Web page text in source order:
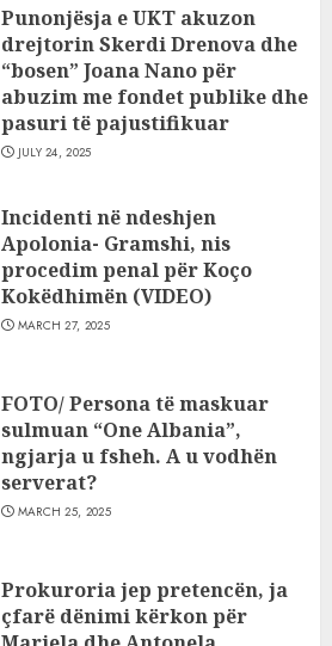
Punonjësja e UKT akuzon
drejtorin Skerdi Drenova dhe
“bosen” Joana Nano për
abuzim me fondet publike dhe
pasuri të pajustifikuar
JULY 24, 2025
Incidenti në ndeshjen
Apolonia- Gramshi, nis
procedim penal për Koço
Kokëdhimën (VIDEO)
MARCH 27, 2025
FOTO/ Persona të maskuar
sulmuan “One Albania”,
ngjarja u fsheh. A u vodhën
serverat?
MARCH 25, 2025
Prokuroria jep pretencën, ja
çfarë dënimi kërkon për